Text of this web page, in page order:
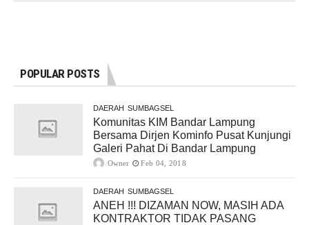
POPULAR POSTS
DAERAH SUMBAGSEL
Komunitas KIM Bandar Lampung
Bersama Dirjen Kominfo Pusat Kunjungi
Galeri Pahat Di Bandar Lampung
Owner Feb 04, 2018
DAERAH SUMBAGSEL
ANEH !!! DIZAMAN NOW, MASIH ADA
KONTRAKTOR TIDAK PASANG